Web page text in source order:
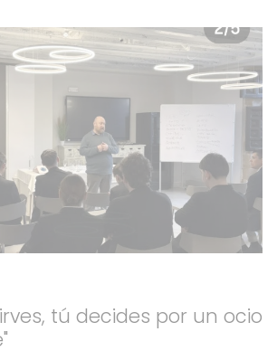
tú decides por un ocio